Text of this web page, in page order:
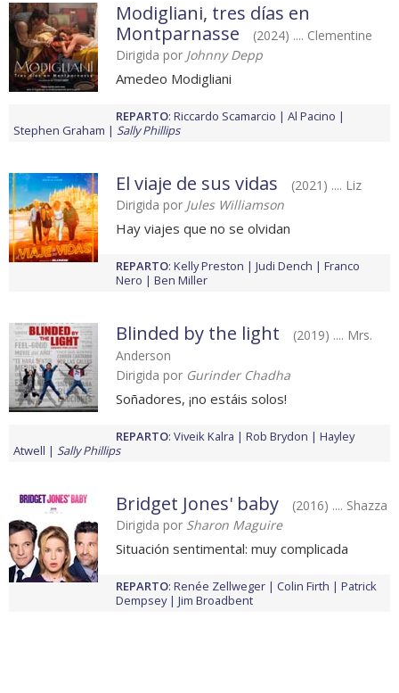
Modigliani, tres días en
Montparnasse
(2024) .... Clementine
Dirigida por Johnny Depp
Amedeo Modigliani
REPARTO: Riccardo Scamarcio
Al Pacino
Stephen Graham
Sally Phillips
El viaje de sus vidas
(2021) .... Liz
Dirigida por Jules Williamson
Hay viajes que no se olvidan
REPARTO: Kelly Preston Judi Dench
Franco
Nero
Ben Miller
Blinded by the light
(2019) .... Mrs.
Anderson
Dirigida por Gurinder Chadha
Soñadores, ¡no estáis solos!
REPARTO: Viveik Kalra Rob Brydon
Hayley
Atwell
Sally Phillips
Bridget Jones' baby
(2016) .... Shazza
Dirigida por Sharon Maguire
Situación sentimental: muy complicada
REPARTO: Renée Zellweger Colin Firth
Patrick
Dempsey
Jim Broadbent